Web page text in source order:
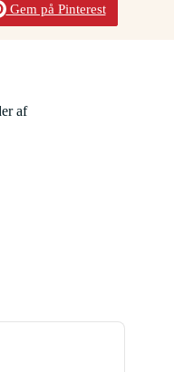
Gem på Pinterest
af